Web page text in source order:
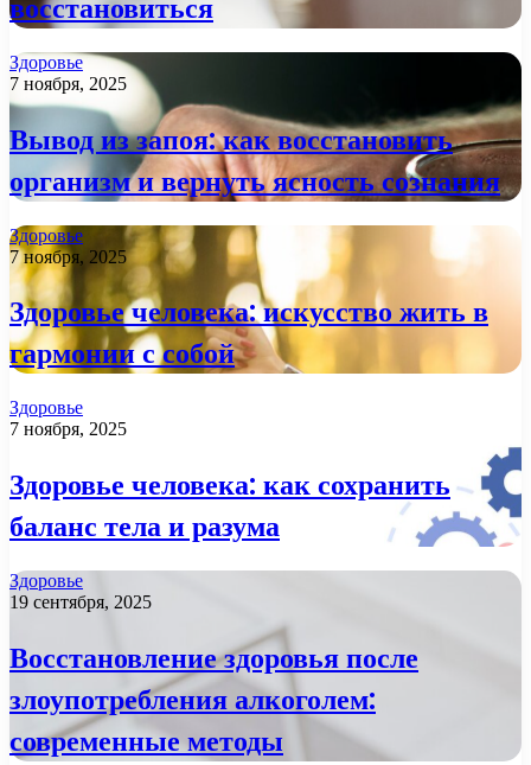
Здоровье
7 ноября, 2025
Вывод из запоя: как восстановить
организм и вернуть ясность сознания
Здоровье
7 ноября, 2025
Здоровье человека: искусство жить в
гармонии с собой
Здоровье
7 ноября, 2025
Здоровье человека: как сохранить
баланс тела и разума
Здоровье
19 сентября, 2025
Восстановление здоровья после
злоупотребления алкоголем:
современные методы